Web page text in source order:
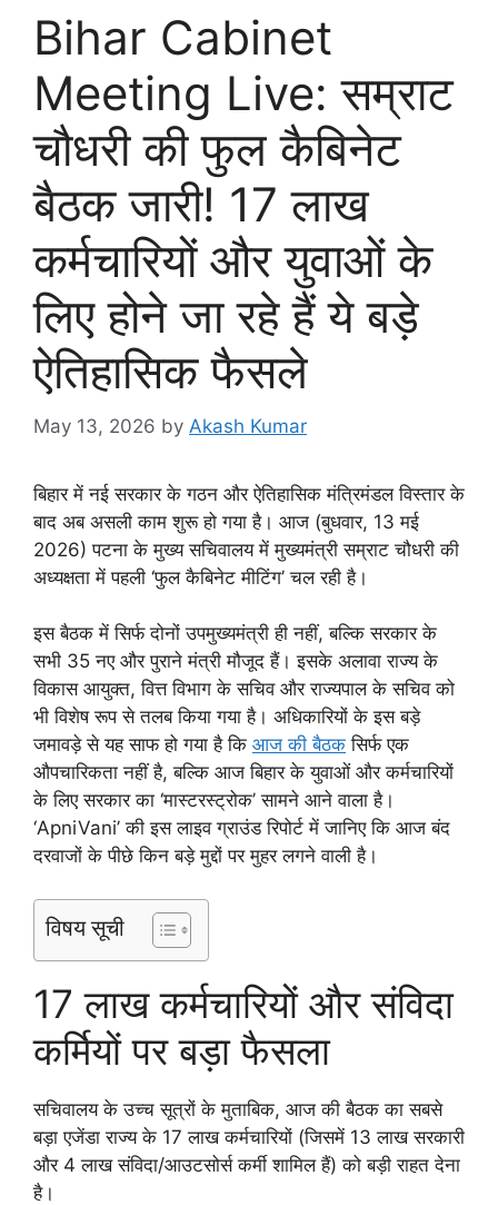
Bihar Cabinet
Meeting Live: सम्राट
चौधरी की फुल कैबिनेट
बैठक जारी! 17 लाख
कर्मचारियों और युवाओं के
लिए होने जा रहे हैं ये बड़े
ऐतिहासिक फैसले
May 13, 2026 by Akash Kumar
बिहार में नई सरकार के गठन और ऐतिहासिक मंत्रिमंडल विस्तार के
बाद अब असली काम शुरू हो गया है। आज (बुधवार, 13 मई
2026) पटना के मुख्य सचिवालय में मुख्यमंत्री सम्राट चौधरी की
अध्यक्षता में पहली ‘फुल कैबिनेट मीटिंग’ चल रही है।
इस बैठक में सिर्फ दोनों उपमुख्यमंत्री ही नहीं, बल्कि सरकार के
सभी 35 नए और पुराने मंत्री मौजूद हैं। इसके अलावा राज्य के
विकास आयुक्त, वित्त विभाग के सचिव और राज्यपाल के सचिव को
भी विशेष रूप से तलब किया गया है। अधिकारियों के इस बड़े
जमावड़े से यह साफ हो गया है कि आज की बैठक सिर्फ एक
औपचारिकता नहीं है, बल्कि आज बिहार के युवाओं और कर्मचारियों
के लिए सरकार का ‘मास्टरस्ट्रोक’ सामने आने वाला है।
‘ApniVani’ की इस लाइव ग्राउंड रिपोर्ट में जानिए कि आज बंद
दरवाजों के पीछे किन बड़े मुद्दों पर मुहर लगने वाली है।
विषय सूची
17 लाख कर्मचारियों और संविदा
कर्मियों पर बड़ा फैसला
सचिवालय के उच्च सूत्रों के मुताबिक, आज की बैठक का सबसे
बड़ा एजेंडा राज्य के 17 लाख कर्मचारियों (जिसमें 13 लाख सरकारी
और 4 लाख संविदा/आउटसोर्स कर्मी शामिल हैं) को बड़ी राहत देना
है।